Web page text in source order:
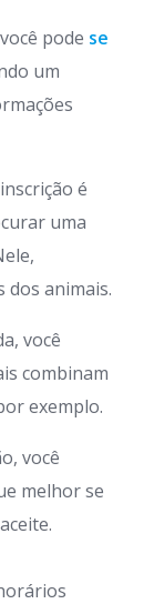
pode se
um
é
uma
dos animais.
você
combinam
exemplo.
você
melhor se